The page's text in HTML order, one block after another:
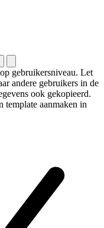
gebruikersniveau. Let
andere gebruikers in de
ook gekopieerd.
template aanmaken in